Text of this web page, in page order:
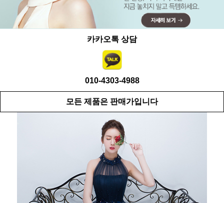
카카오톡 상담
010-4303-4988
모든 제품은 판매가입니다